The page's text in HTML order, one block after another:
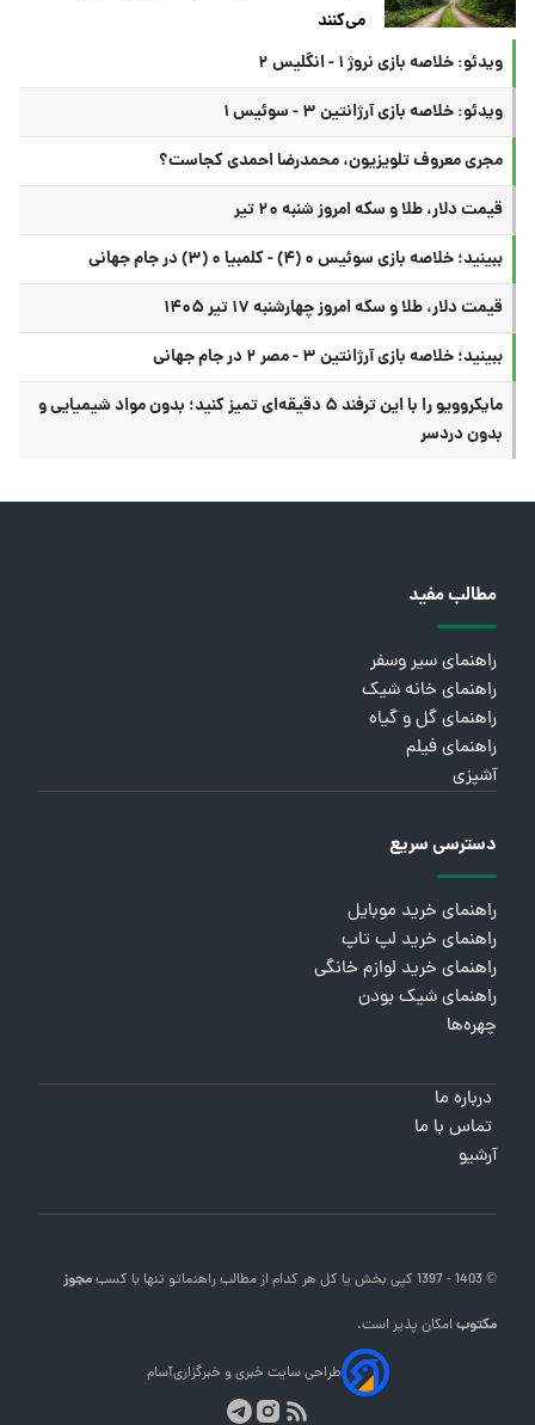
می‌کنند
ویدئو: خلاصه بازی نروژ ۱ - انگلیس ۲
ویدئو: خلاصه بازی آرژانتین ۳ - سوئیس ۱
مجری معروف تلویزیون، محمدرضا احمدی کجاست؟
قیمت دلار، طلا و سکه امروز شنبه ۲۰ تیر
ببینید؛ خلاصه بازی سوئیس ۰ (۴) - کلمبیا ۰ (۳) در جام جهانی
قیمت دلار، طلا و سکه امروز چهارشنبه ۱۷ تیر ۱۴۰۵
ببینید؛ خلاصه بازی آرژانتین ۳ - مصر ۲ در جام جهانی
مایکروویو را با این ترفند ۵ دقیقه‌ای تمیز کنید؛ بدون مواد شیمیایی و
بدون دردسر
مطالب مفید
راهنمای سیر وسفر
راهنمای خانه شیک
راهنمای گل و گیاه
راهنمای فیلم
آشپزی
دسترسی سریع
راهنمای خرید موبایل
راهنمای خرید لپ تاپ
راهنمای خرید لوازم خانگی
راهنمای شیک بودن
چهره‌ها
درباره ما
تماس با ما
آرشیو
© 1403 - 1397 کپی بخش یا کل هر کدام از مطالب راهنماتو تنها با کسبمجوز
مکتوبامکان پذیر است.
طراحی سایت خبری و خبرگزاریآسام